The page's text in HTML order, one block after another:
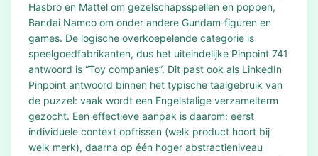
Hasbro en Mattel om gezelschapsspellen en poppen,
Bandai Namco om onder andere Gundam‑figuren en
games. De logische overkoepelende categorie is
speelgoedfabrikanten, dus het uiteindelijke Pinpoint 741
antwoord is “Toy companies”. Dit past ook als LinkedIn
Pinpoint antwoord binnen het typische taalgebruik van
de puzzel: vaak wordt een Engelstalige verzamelterm
gezocht. Een effectieve aanpak is daarom: eerst
individuele context opfrissen (welk product hoort bij
welk merk), daarna op één hoger abstractieniveau